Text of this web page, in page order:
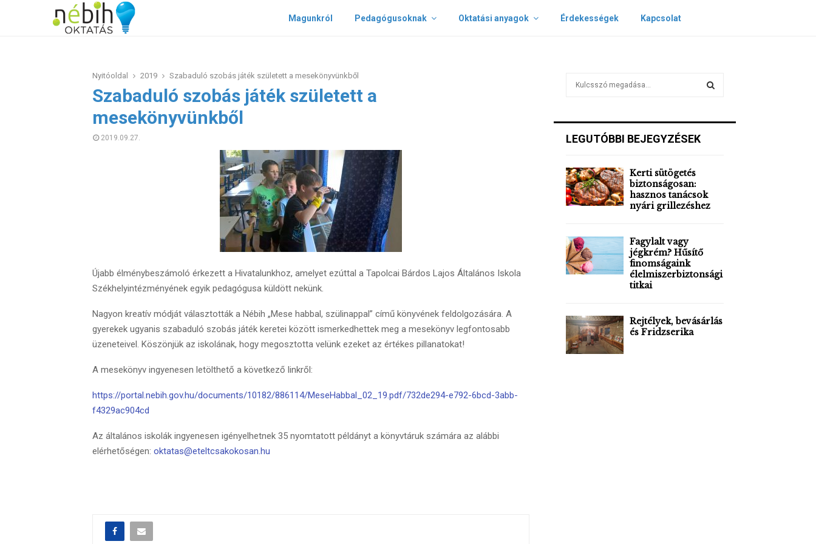
Magunkról Pedagógusoknak Oktatási anyagok Érdekességek Kapcsolat
Nyitóoldal 2019 Szabaduló szobás játék született a mesekönyvünkből
Szabaduló szobás játék született a
mesekönyvünkből
2019.09.27.
Újabb élménybeszámoló érkezett a Hivatalunkhoz, amelyet ezúttal a Tapolcai Bárdos Lajos Általános Iskola
Székhelyintézményének egyik pedagógusa küldött nekünk.
Nagyon kreatív módját választották a Nébih „Mese habbal, szülinappal” című könyvének feldolgozására. A
gyerekek ugyanis szabaduló szobás játék keretei között ismerkedhettek meg a mesekönyv legfontosabb
üzeneteivel. Köszönjük az iskolának, hogy megosztotta velünk ezeket az értékes pillanatokat!
A mesekönyv ingyenesen letölthető a következő linkről:
https://portal.nebih.gov.hu/documents/10182/886114/MeseHabbal_02_19.pdf/732de294-e792-6bcd-3abb-
f4329ac904cd
Az általános iskolák ingyenesen igényelhetnek 35 nyomtatott példányt a könyvtáruk számára az alábbi
elérhetőségen: oktatas@eteltcsakokosan.hu
h
o
r
:
C
LEGUTÓBBI BEJEGYZÉSEK
Kerti sütögetés
biztonságosan:
hasznos tanácsok
nyári grillezéshez
Fagylalt vagy
jégkrém? Hűsítő
finomságaink
élelmiszerbiztonsági
titkai
Rejtélyek, bevásárlás
és Fridzserika